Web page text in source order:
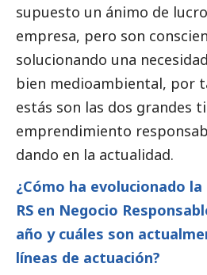
supuesto un ánimo de
empresa, pero son
solucionando una
bien medioambiental, por
estás son las dos grandes
emprendimiento
dando en la actualidad.
¿Cómo ha evolucionado
RS en Negocio
año y cuáles son
líneas de actuación?